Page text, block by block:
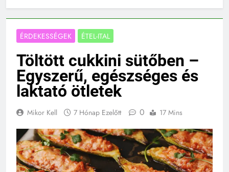
ÉRDEKESSÉGEK ÉTEL-ITAL
Töltött cukkini sütőben –
Egyszerű, egészséges és
laktató ötletek
Mikor Kell 7 Hónap Ezelőtt 0 17 Mins